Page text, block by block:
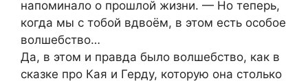
напоминало о прошлой жизни. — Но теперь,
когда мы с тобой вдвоём, в этом есть особое
волшебство…
Да, в этом и правда было волшебство, как в
сказке про Кая и Герду, которую она столько